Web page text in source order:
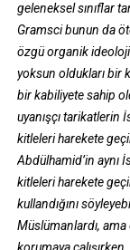
geleneksel sınıflar
Gramsci bunun da
özgü organik
yoksun oldukları bir
bir kabiliyete sahip
uyanışçı tarikatlerin
kitleleri harekete
Abdülhamid’in aynı
kitleleri harekete
kullandığını
Müslümanlardı,